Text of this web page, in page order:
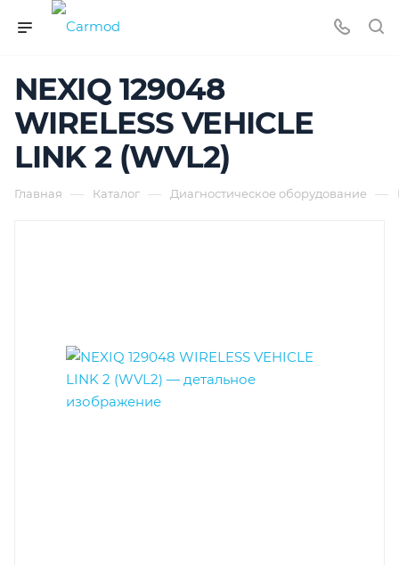
NEXIQ 129048
WIRELESS VEHICLE
LINK 2 (WVL2)
Главная — Каталог — Диагностическое оборудование —